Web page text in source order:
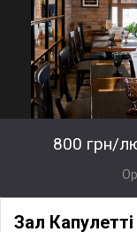
800 грн/
Зал Капулетті